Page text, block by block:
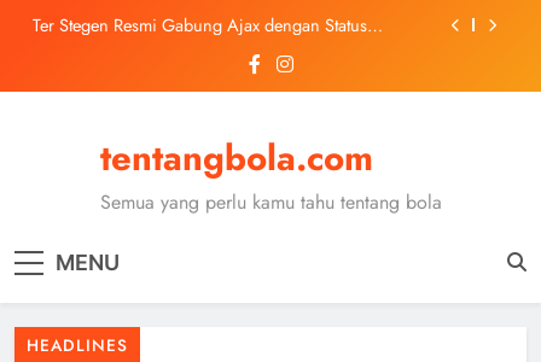
SkipTer Stegen Resmi Gabung Ajax dengan Status
Trabzonspor Mulai Negosiasi Mohamed Salah, Tes
Medis Dijadwalkan 5 Agustus
2026, Siap Tatap Putaran Provinsi
Kerolin Resmi Gabung Barcelona, Transfer
Dilaporkan Pecahkan Rekor Penjualan WSL
Pinjaman dari Barcelona
Trabzonspor Mulai Negosiasi Mohamed Salah, Tes
Medis Dijadwalkan 5 Agustus
Malang United U-13 Juara Piala Soeratin Kota Malang
2026, Siap Tatap Putaran Provinsi
tentangbola.com
Semua yang perlu kamu tahu tentang bola
MENU
HEADLINES